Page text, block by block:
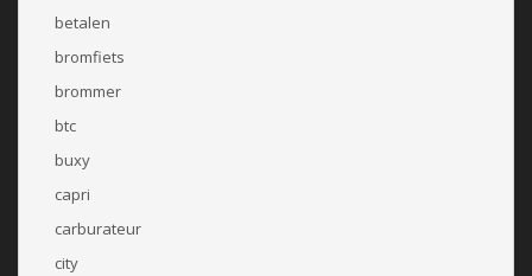
betalen
bromfiets
brommer
btc
buxy
capri
carburateur
city